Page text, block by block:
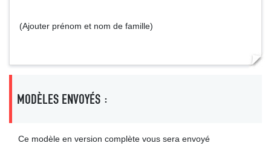
(Ajouter prénom et nom de famille)
MODÈLES ENVOYÉS :
Ce modèle en version complète vous sera envoyé